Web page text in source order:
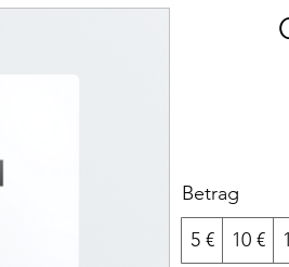
Betrag
5 €
10 €